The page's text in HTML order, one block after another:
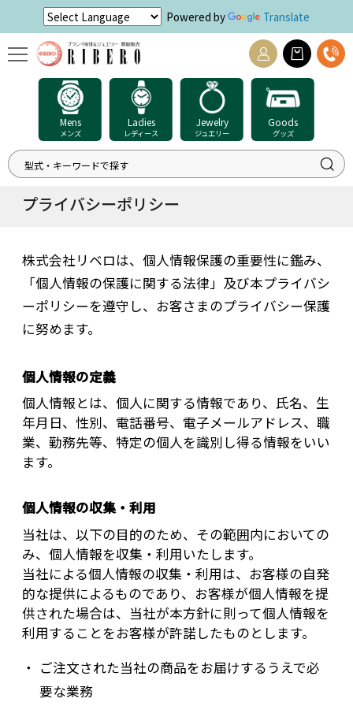
Powered by Translate
Mens
メンズ
Ladies
レディース
Jewelry
ジュエリー
Goods
グッズ
プライバシーポリシー
株式会社リベロは、個人情報保護の重要性に鑑み、
「個人情報の保護に関する法律」及び本プライバシ
ーポリシーを遵守し、お客さまのプライバシー保護
に努めます。
個人情報の定義
個人情報とは、個人に関する情報であり、氏名、生
年月日、性別、電話番号、電子メールアドレス、職
業、勤務先等、特定の個人を識別し得る情報をいい
ます。
個人情報の収集・利用
当社は、以下の目的のため、その範囲内においての
み、個人情報を収集・利用いたします。
当社による個人情報の収集・利用は、お客様の自発
的な提供によるものであり、お客様が個人情報を提
供された場合は、当社が本方針に則って個人情報を
利用することをお客様が許諾したものとします。
ご注文された当社の商品をお届けするうえで必
要な業務